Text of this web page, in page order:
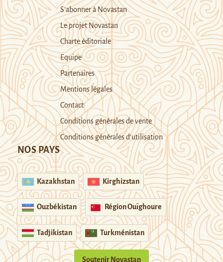
S’abonner à Novastan
Le projet Novastan
Charte éditoriale
Equipe
Partenaires
Mentions légales
Contact
Conditions générales de vente
Conditions générales d’utilisation
NOS PAYS
Kazakhstan Kirghizstan
Ouzbékistan Région Ouïghoure
Tadjikistan Turkménistan
Soutenir Novastan